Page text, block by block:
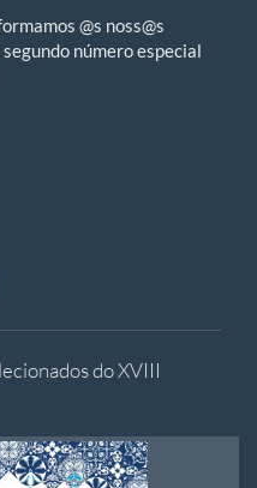
@s noss@s
número especial
do XVIII